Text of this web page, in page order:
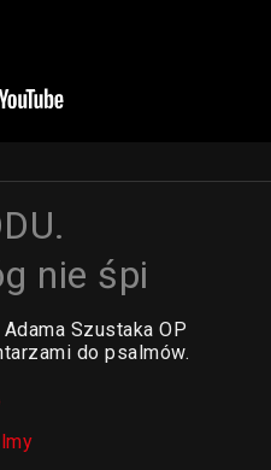
nie śpi
Szustaka OP
do psalmów.